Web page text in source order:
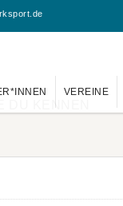
VEREINE
DU KENNEN